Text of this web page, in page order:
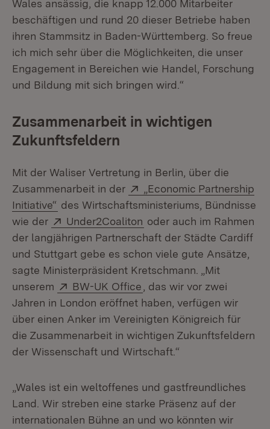
Wales ansässig, die knapp 12.000 Mitarbeiter
beschäftigen und rund 20 dieser Betriebe haben
ihren Stammsitz in Baden-Württemberg. So freue
ich mich sehr über die Möglichkeiten, die unser
Engagement in Bereichen wie Handel, Forschung
und Bildung mit sich bringen wird.“
Zusammenarbeit in wichtigen
Zukunftsfeldern
Mit der Waliser Vertretung in Berlin, über die
Zusammenarbeit in der
Extern:
„Economic Partnership
Initiative“ (Öffnet in neuem Fenster)
des Wirtschaftsministeriums, Bündnisse
wie der
Extern:
Under2Coaliton (Öffnet in neuem Fenster)
oder auch im Rahmen
der langjährigen Partnerschaft der Städte Cardiff
und Stuttgart gebe es schon viele gute Ansätze,
sagte Ministerpräsident Kretschmann. „Mit
unserem
Extern:
BW-UK Office (Öffnet in neuem Fenster)
, das wir vor zwei
Jahren in London eröffnet haben, verfügen wir
über einen Anker im Vereinigten Königreich für
die Zusammenarbeit in wichtigen Zukunftsfeldern
der Wissenschaft und Wirtschaft.“
„Wales ist ein weltoffenes und gastfreundliches
Land. Wir streben eine starke Präsenz auf der
internationalen Bühne an und wo könnten wir